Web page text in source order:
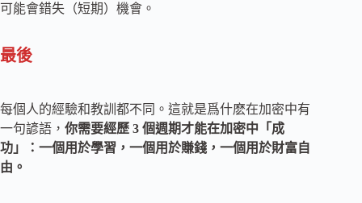
可能會錯失（短期）機會。
最後
每個人的經驗和教訓都不同。這就是爲什麽在加密中有
一句諺語， 你需要經歷 3 個週期才能在加密中「成
功」：一個用於學習，一個用於賺錢，一個用於財富自
由。